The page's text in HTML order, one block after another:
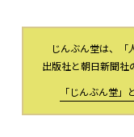
じんぶん堂は、「
出版社と朝日新聞社
「じんぶん堂」